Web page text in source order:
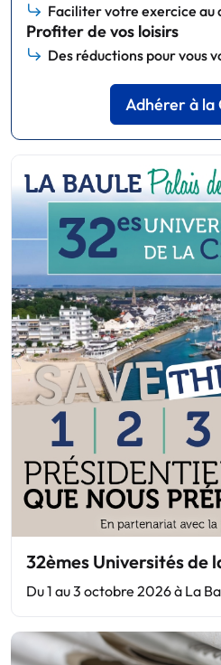
Faciliter votre exercice au
Profiter de vos loisirs
Des réductions pour vous
Adhérer à la
32èmes Universités de
Du 1 au 3 octobre 2026 à La